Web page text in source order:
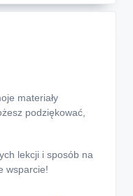
materiały
podziękować,
lekcji i sposób na
wsparcie!